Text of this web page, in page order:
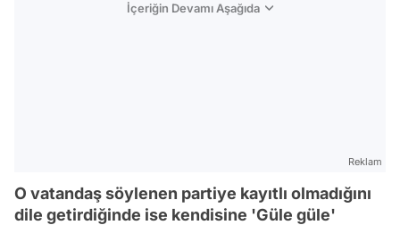
İçeriğin Devamı Aşağıda
Reklam
O vatandaş söylenen partiye kayıtlı olmadığını
dile getirdiğinde ise kendisine 'Güle güle'